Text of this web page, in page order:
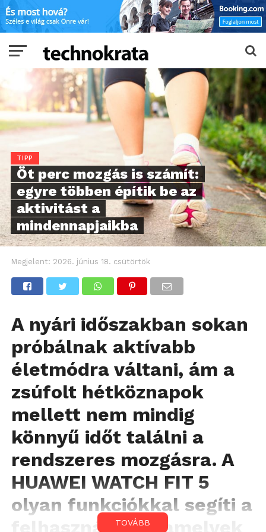
TIPP
Öt perc mozgás is számít:
egyre többen építik be az
aktivitást a
mindennapjaikba
Megjelent: 2026. június 18. csütörtök
A nyári időszakban sokan
próbálnak aktívabb
életmódra váltani, ám a
zsúfolt hétköznapok
mellett nem mindig
könnyű időt találni a
rendszeres mozgásra. A
HUAWEI WATCH FIT 5
olyan funkciókkal segíti a
felhasználókat, amelyek
TOVÁBB